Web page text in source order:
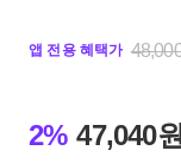
앱 전용 혜택가
2% 47,040원